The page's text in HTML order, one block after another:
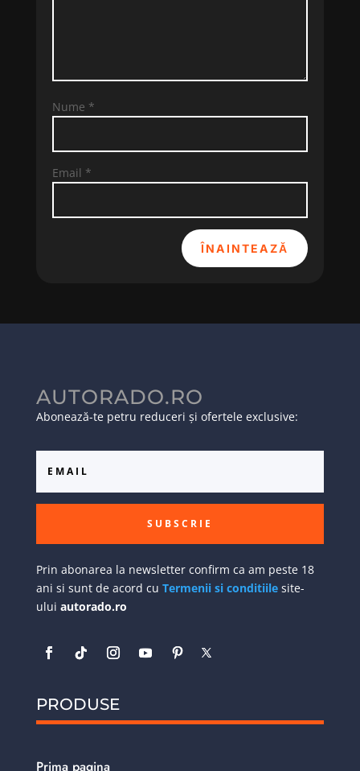
Nume *
Email *
ÎNAINTEAZĂ
AUTORADO.RO
Abonează-te petru reduceri și ofertele exclusive:
SUBSCRIE
Prin abonarea la newsletter confirm ca am peste 18
ani si sunt de acord cu Termenii si conditiilesite-
ului autorado.ro
PRODUSE
Prima pagina